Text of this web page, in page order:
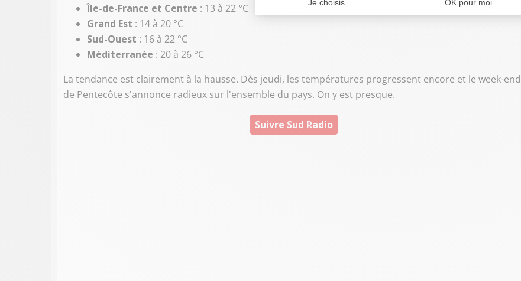
Île-de-France et Centre : 13 à 22 °C
Grand Est : 14 à 20 °C
Sud-Ouest : 16 à 22 °C
Méditerranée : 20 à 26 °C
La tendance est clairement à la hausse. Dès jeudi, les températures progressent encore et le week-end
de Pentecôte s'annonce radieux sur l'ensemble du pays. On y est presque.
Suivre Sud Radio